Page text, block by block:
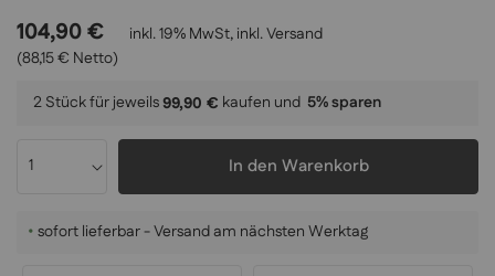
104,90 €
(88,15 € Netto)
inkl. 19% MwSt, inkl.Versand
2 Stück für jeweils99,90 € kaufen und 5% sparen
In den Warenkorb
• sofort lieferbar - Versand am nächsten Werktag